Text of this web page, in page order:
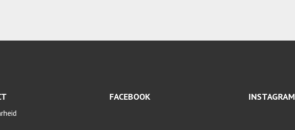
FACEBOOK INSTAGRAM